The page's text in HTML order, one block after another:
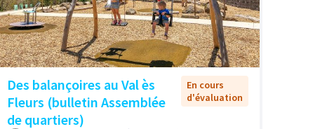
Des balançoires au Val ès
Fleurs (bulletin Assemblée
de quartiers)
En cours
d'évaluation